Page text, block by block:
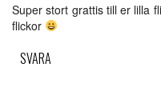
Super stort grattis till er lilla
flickor
SVARA